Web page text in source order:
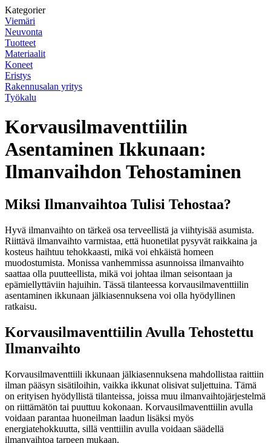
Kategorier
Viemäri
Neuvonta
Tuotteet
Materiaalit
Koneet
Eristys
Rakennusalan yritys
Työkalu
Korvausilmaventtiilin
Asentaminen Ikkunaan:
Ilmanvaihdon Tehostaminen
Miksi Ilmanvaihtoa Tulisi Tehostaa?
Hyvä ilmanvaihto on tärkeä osa terveellistä ja viihtyisää asumista.
Riittävä ilmanvaihto varmistaa, että huonetilat pysyvät raikkaina ja
kosteus haihtuu tehokkaasti, mikä voi ehkäistä homeen
muodostumista. Monissa vanhemmissa asunnoissa ilmanvaihto
saattaa olla puutteellista, mikä voi johtaa ilman seisontaan ja
epämiellyttäviin hajuihin. Tässä tilanteessa korvausilmaventtiilin
asentaminen ikkunaan jälkiasennuksena voi olla hyödyllinen
ratkaisu.
Korvausilmaventtiilin Avulla Tehostettu
Ilmanvaihto
Korvausilmaventtiili ikkunaan jälkiasennuksena mahdollistaa raittiin
ilman pääsyn sisätiloihin, vaikka ikkunat olisivat suljettuina. Tämä
on erityisen hyödyllistä tilanteissa, joissa muu ilmanvaihtojärjestelmä
on riittämätön tai puuttuu kokonaan. Korvausilmaventtiilin avulla
voidaan parantaa huoneilman laadun lisäksi myös
energiatehokkuutta, sillä venttiilin avulla voidaan säädellä
ilmanvaihtoa tarpeen mukaan.